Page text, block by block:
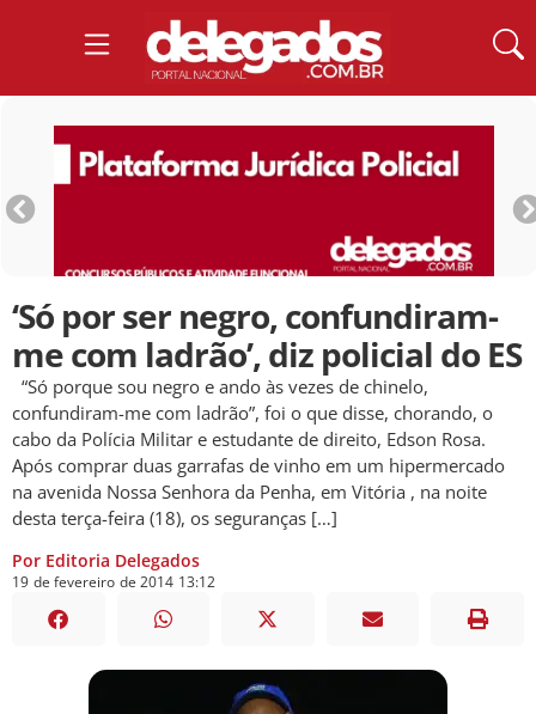
‘Só por ser negro, confundiram-
me com ladrão’, diz policial do ES
“Só porque sou negro e ando às vezes de chinelo,
confundiram-me com ladrão”, foi o que disse, chorando, o
cabo da Polícia Militar e estudante de direito, Edson Rosa.
Após comprar duas garrafas de vinho em um hipermercado
na avenida Nossa Senhora da Penha, em Vitória , na noite
desta terça-feira (18), os seguranças […]
Por Editoria Delegados
19 de fevereiro de 2014 13:12